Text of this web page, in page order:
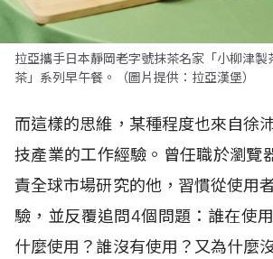
拉亞攜手日本靜岡老字號抹茶名家「小柳津
茶」系列早午餐。（圖片提供：拉亞漢堡）
而這樣的思維，某種程度也來自徐
技產業的工作經驗。曾任職於瀏覽
責全球市場研究的他，習慣從使用
驗，並反覆追問4個問題：誰在使
什麼使用？誰沒有使用？又為什麼